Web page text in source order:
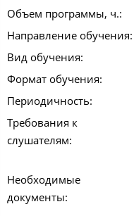
Объем программы, ч.:
Направление обучения:
Вид обучения:
Формат обучения:
Периодичность:
Требования к
слушателям:
Необходимые
документы: